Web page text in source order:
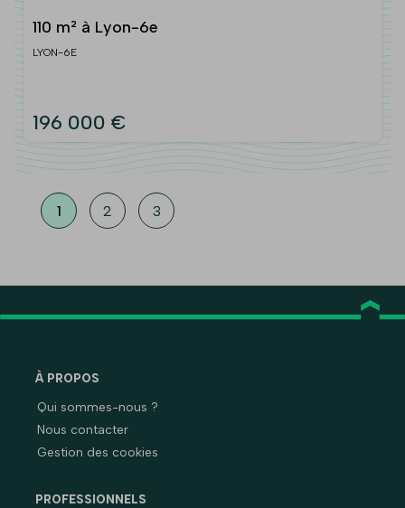
110 m² à Lyon-6e
LYON-6E
196 000 €
1 2 3
À PROPOS
Qui sommes-nous ?
Nous contacter
Gestion des cookies
PROFESSIONNELS